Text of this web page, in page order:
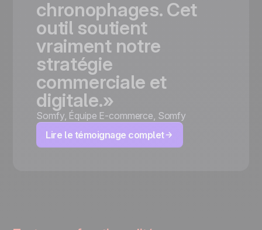
chronophages. Cet
outil soutient
vraiment notre
stratégie
commerciale et
digitale.»
Somfy, Équipe E-commerce, Somfy
Lire le témoignage complet